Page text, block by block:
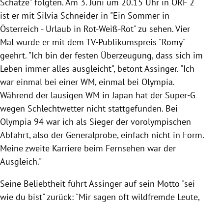
ist er mit Silvia Schneider in "Ein Sommer in
Österreich - Urlaub in Rot-Weiß-Rot" zu sehen. Vier
Mal wurde er mit dem TV-Publikumspreis "Romy"
geehrt. "Ich bin der festen Überzeugung, dass sich im
Leben immer alles ausgleicht", betont Assinger. "Ich
war einmal bei einer WM, einmal bei Olympia.
Während der lausigen WM in Japan hat der Super-G
wegen Schlechtwetter nicht stattgefunden. Bei
Olympia 94 war ich als Sieger der vorolympischen
Abfahrt, also der Generalprobe, einfach nicht in Form.
Meine zweite Karriere beim Fernsehen war der
Ausgleich."
Seine Beliebtheit führt Assinger auf sein Motto "sei
wie du bist" zurück: "Mir sagen oft wildfremde Leute,